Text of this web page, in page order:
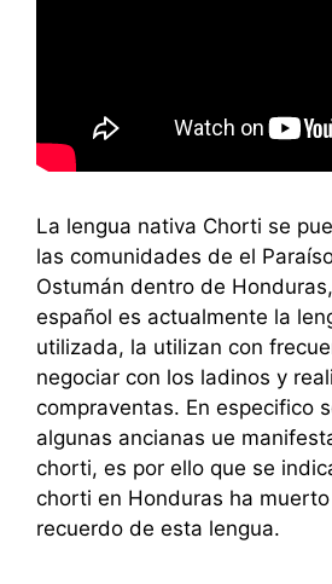
La lengua nativa Chorti se
las comunidades de el
Ostumán dentro de
español es actualmente la
utilizada, la utilizan con
negociar con los ladinos y
compraventas. En especifico
algunas ancianas ue
chorti, es por ello que se
chorti en Honduras ha
recuerdo de esta lengua.